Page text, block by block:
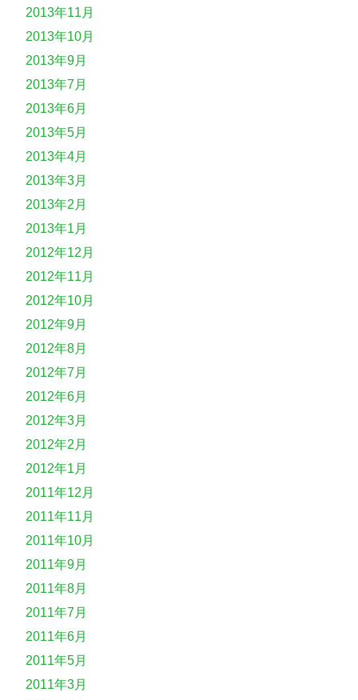
2013年11月
2013年10月
2013年9月
2013年7月
2013年6月
2013年5月
2013年4月
2013年3月
2013年2月
2013年1月
2012年12月
2012年11月
2012年10月
2012年9月
2012年8月
2012年7月
2012年6月
2012年3月
2012年2月
2012年1月
2011年12月
2011年11月
2011年10月
2011年9月
2011年8月
2011年7月
2011年6月
2011年5月
2011年3月